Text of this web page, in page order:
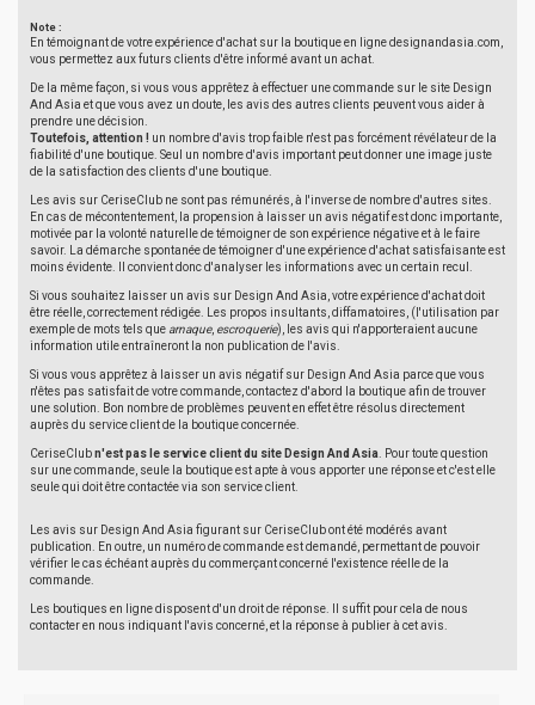
Note :
En témoignant de votre expérience d'achat sur la boutique en ligne designandasia.com,
vous permettez aux futurs clients d'être informé avant un achat.
De la même façon, si vous vous apprêtez à effectuer une commande sur le site Design
And Asia et que vous avez un doute, les avis des autres clients peuvent vous aider à
prendre une décision.
Toutefois, attention ! un nombre d'avis trop faible n'est pas forcément révélateur de la
fiabilité d'une boutique. Seul un nombre d'avis important peut donner une image juste
de la satisfaction des clients d'une boutique.
Les avis sur CeriseClub ne sont pas rémunérés, à l'inverse de nombre d'autres sites.
En cas de mécontentement, la propension à laisser un avis négatif est donc importante,
motivée par la volonté naturelle de témoigner de son expérience négative et à le faire
savoir. La démarche spontanée de témoigner d'une expérience d'achat satisfaisante est
moins évidente. Il convient donc d'analyser les informations avec un certain recul.
Si vous souhaitez laisser un avis sur Design And Asia, votre expérience d'achat doit
être réelle, correctement rédigée. Les propos insultants, diffamatoires, (l'utilisation par
exemple de mots tels que arnaque, escroquerie), les avis qui n'apporteraient aucune
information utile entraîneront la non publication de l'avis.
Si vous vous apprêtez à laisser un avis négatif sur Design And Asia parce que vous
n'êtes pas satisfait de votre commande, contactez d'abord la boutique afin de trouver
une solution. Bon nombre de problèmes peuvent en effet être résolus directement
auprès du service client de la boutique concernée.
CeriseClubn'est pas le service client du site Design And Asia . Pour toute question
sur une commande, seule la boutique est apte à vous apporter une réponse et c'est elle
seule qui doit être contactée via son service client.
Les avis sur Design And Asia figurant sur CeriseClub ont été modérés avant
publication. En outre, un numéro de commande est demandé, permettant de pouvoir
vérifier le cas échéant auprès du commerçant concerné l'existence réelle de la
commande.
Les boutiques en ligne disposent d'un droit de réponse. Il suffit pour cela de nous
contacter en nous indiquant l'avis concerné, et la réponse à publier à cet avis.